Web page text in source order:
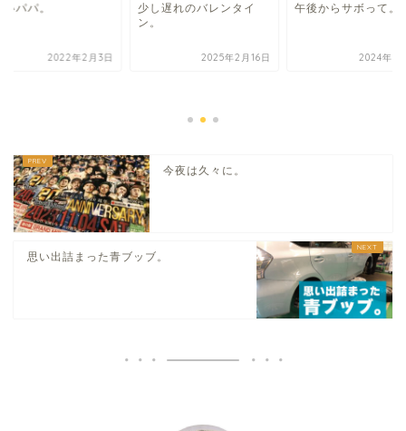
パパ。
2022年2月3日
少し遅れのバレンタイ
ン。
2025年2月16日
午後からサボって。
2024年6
今夜は久々に。
思い出詰まった青ブッブ。